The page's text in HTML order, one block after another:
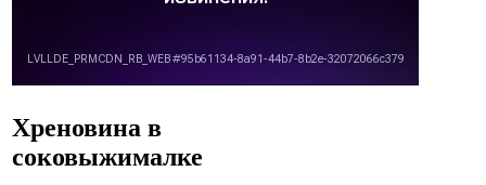
Хреновина в
соковыжималке